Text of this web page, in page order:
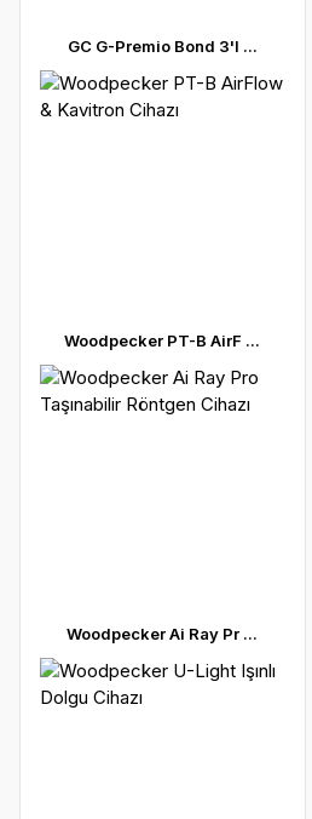
GC G-Premio Bond 3'l ...
Woodpecker PT-B AirF ...
Woodpecker Ai Ray Pr ...